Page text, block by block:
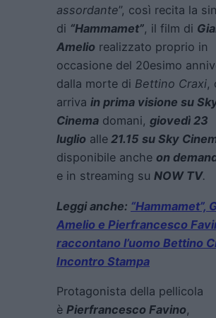
assordante”, così recita la
di “Hammamet”, il film di
Amelio realizzato proprio in
occasione del 20esimo
dalla morte di Bettino Craxi,
arriva in prima visione su
Cinema domani, giovedì 23
luglio alle 21.15 su Sky
disponibile anche on
e in streaming su NOW TV.
Leggi anche: “Hammamet”,
Amelio e Pierfrancesco
raccontano l’uomo Bettino
Incontro Stampa
Protagonista della pellicola
è Pierfrancesco Favino,